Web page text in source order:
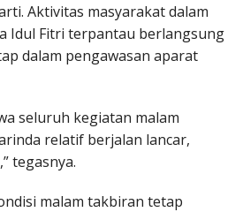
Aktivitas masyarakat dalam
Idul Fitri terpantau berlangsung
dalam pengawasan aparat
seluruh kegiatan malam
relatif berjalan lancar,
tegasnya.
malam takbiran tetap